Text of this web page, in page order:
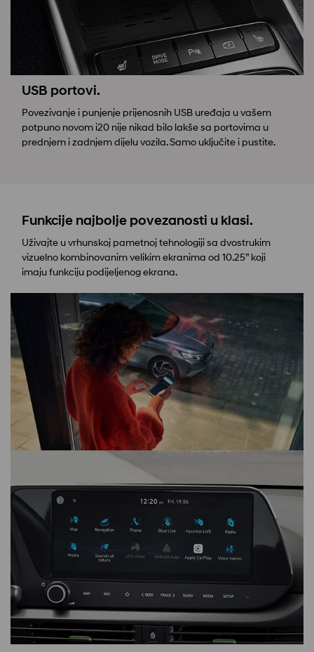
USB portovi.
Povezivanje i punjenje prijenosnih USB uređaja u vašem
potpuno novom i20 nije nikad bilo lakše sa portovima u
prednjem i zadnjem dijelu vozila. Samo uključite i pustite.
Funkcije najbolje povezanosti u klasi.
Uživajte u vrhunskoj pametnoj tehnologiji sa dvostrukim
vizuelno kombinovanim velikim ekranima od 10.25” koji
imaju funkciju podijeljenog ekrana.